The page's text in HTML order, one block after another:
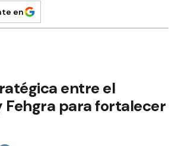
en
entre el
Fehgra para fortalecer